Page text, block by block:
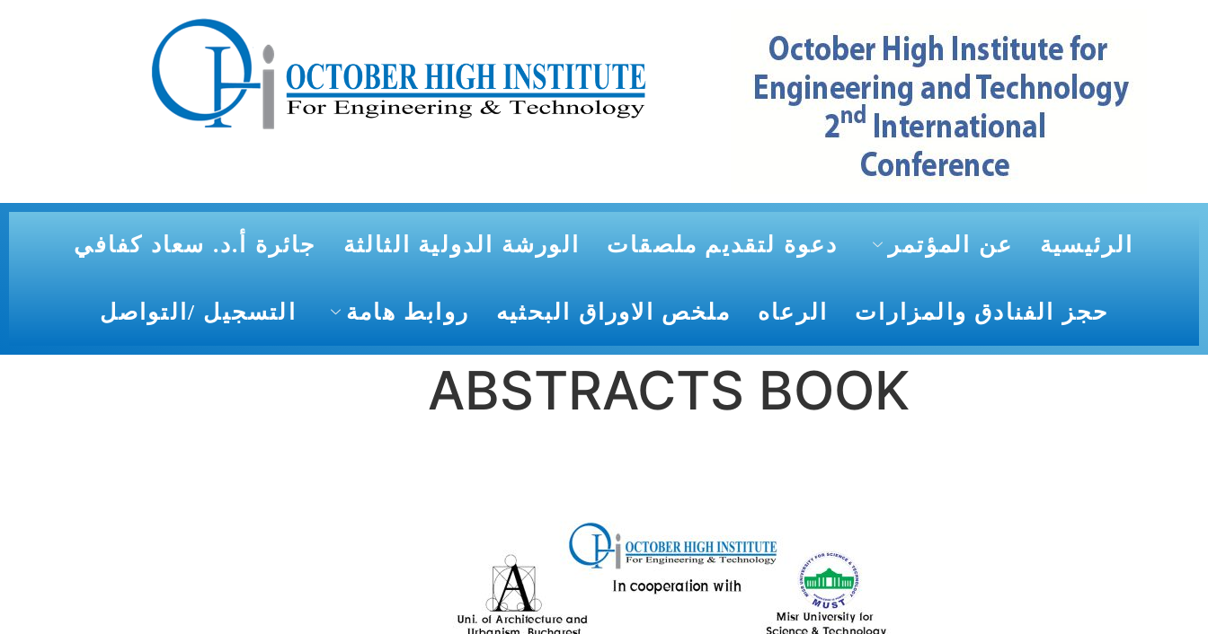
الرئيسية عن المؤتمر دعوة لتقديم ملصقات الورشة الدولية الثالثة جائرة أ.د. سعاد كفافي
حجز الفنادق والمزارات الرعاه ملخص الاوراق البحثيه روابط هامة التسجيل /التواصل
ABSTRACTS BOOK